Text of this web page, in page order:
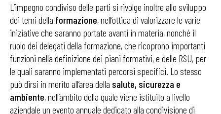
L’impegno condiviso delle parti si rivolge inoltre allo sviluppo
dei temi della formazione, nell’ottica di valorizzare le varie
iniziative che saranno portate avanti in materia, nonché il
ruolo dei delegati della formazione, che ricoprono importanti
funzioni nella definizione dei piani formativi, e delle RSU, per
le quali saranno implementati percorsi specifici. Lo stesso
può dirsi in merito all’area della salute, sicurezza e
ambiente, nell’ambito della quale viene istituito a livello
aziendale un evento annuale dedicato alla condivisione di